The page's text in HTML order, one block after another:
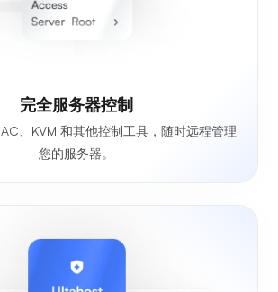
完全服务器控制
、KVM 和其他控制工具，随时远程管理
您的服务器。